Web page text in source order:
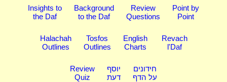
Insights to
the Daf
Background
to the Daf
Review
Questions
Point by
Point
Halachah
Outlines
Tosfos
Outlines
English
Charts
Revach
l'Daf
Review
Quiz
יוסף
דעת
חידונים
על הדף